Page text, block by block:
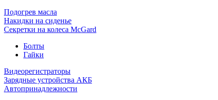
Подогрев масла
Накидки на сиденье
Секретки на колеса McGard
Болты
Гайки
Видеорегистраторы
Зарядные устройства АКБ
Автопринадлежности